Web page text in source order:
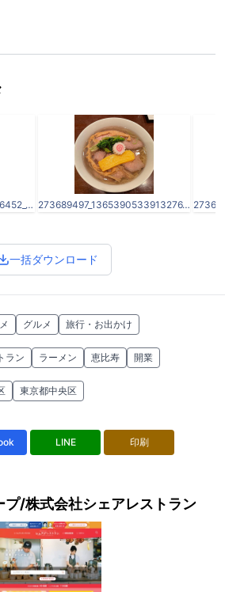
273522381_678092639896452_6165561294801180417_n.jpg 273689497_1365390533913276_3639509367143391084_n.jpg
一括ダウンロード
グルメ 旅行・お出かけ
ラン ラーメン 恵比寿 開業
東京都中央区
LINE 印刷
プ/株式会社シェアレストラン